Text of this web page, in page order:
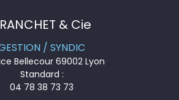
& Cie
/ SYNDIC
Bellecour 69002 Lyon
Standard :
04 78 38 73 73